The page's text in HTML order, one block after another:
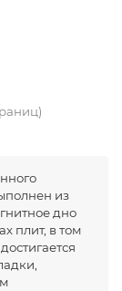
из
дно
плит, в том